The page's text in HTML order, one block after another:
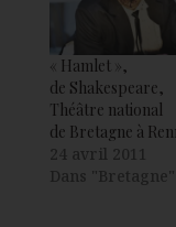
« Hamlet »,
de Shakespeare,
Théâtre national
de Bretagne à
24 avril 2011
Dans "Bretagne"